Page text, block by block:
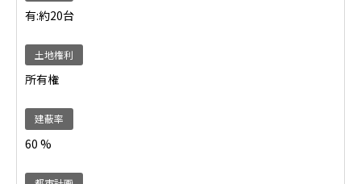
有:約20台
土地権利
所有権
建蔽率
60 %